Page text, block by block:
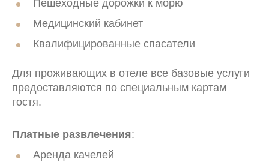
20:21 + 30
Пешеходные дорожки к морю
Медицинский кабинет
Квалифицированные спасатели
Для проживающих в отеле все базовые услуги
предоставляются по специальным картам
гостя.
Платные развлечения:
Аренда качелей